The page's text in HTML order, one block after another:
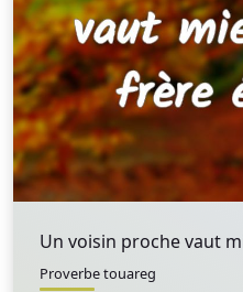
Un voisin proche vaut
Proverbe touareg